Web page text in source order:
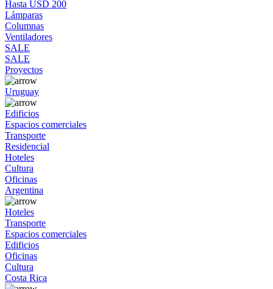
Hasta USD 200
Lámparas
Columnas
Ventiladores
SALE
SALE
Proyectos
Uruguay
Edificios
Espacios comerciales
Transporte
Residencial
Hoteles
Cultura
Oficinas
Argentina
Hoteles
Transporte
Espacios comerciales
Edificios
Oficinas
Cultura
Costa Rica